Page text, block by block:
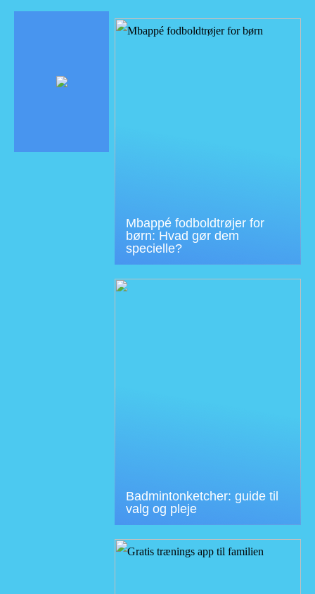
Mbappé fodboldtrøjer for
børn: Hvad gør dem
specielle?
Badmintonketcher: guide til
valg og pleje